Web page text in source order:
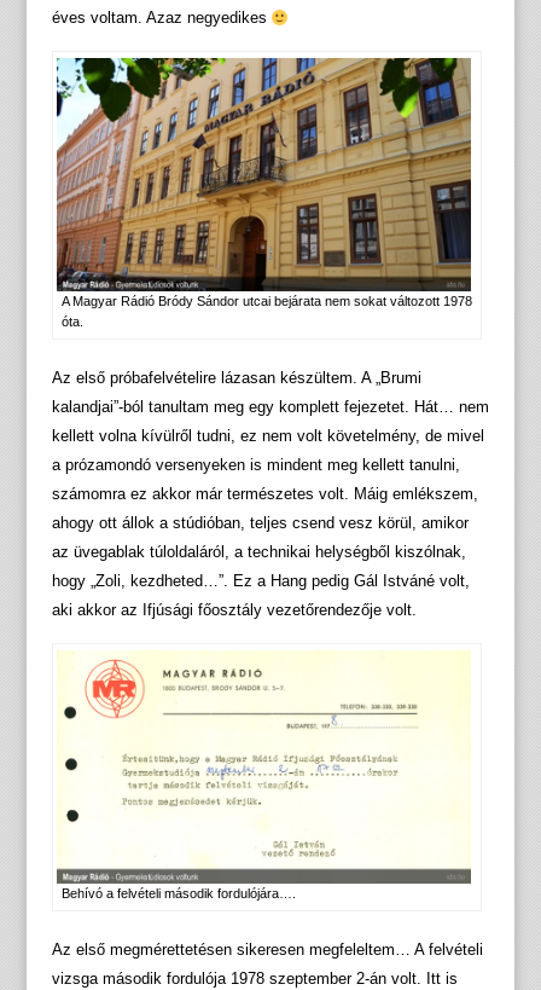
éves voltam. Azaz negyedikes
A Magyar Rádió Bródy Sándor utcai bejárata nem sokat változott 1978
óta.
Az első próbafelvételire lázasan készültem. A „Brumi
kalandjai”-ból tanultam meg egy komplett fejezetet. Hát… nem
kellett volna kívülről tudni, ez nem volt követelmény, de mivel
a prózamondó versenyeken is mindent meg kellett tanulni,
számomra ez akkor már természetes volt. Máig emlékszem,
ahogy ott állok a stúdióban, teljes csend vesz körül, amikor
az üvegablak túloldaláról, a technikai helységből kiszólnak,
hogy „Zoli, kezdheted…”. Ez a Hang pedig Gál Istváné volt,
aki akkor az Ifjúsági főosztály vezetőrendezője volt.
Behívó a felvételi második fordulójára….
Az első megmérettetésen sikeresen megfeleltem… A felvételi
vizsga második fordulója 1978 szeptember 2-án volt. Itt is